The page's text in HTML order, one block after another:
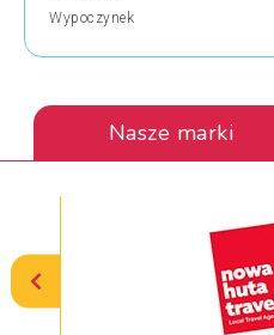
Wypoczynek
Nasze marki